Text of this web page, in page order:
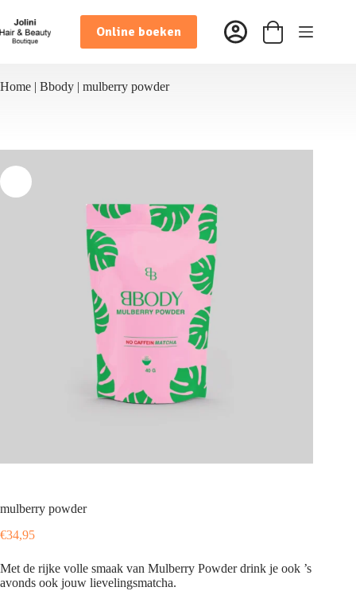
naar
de
inhoud
Online boeken Winkelwagen
Home | Bbody | mulberry powder
mulberry powder
€34,95
Met de rijke volle smaak van Mulberry Powder drink je ook ’s
avonds ook jouw lievelingsmatcha.